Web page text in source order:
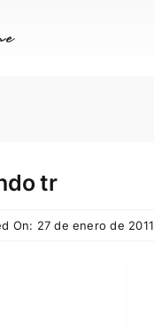
tr
On: 27 de enero de 2011